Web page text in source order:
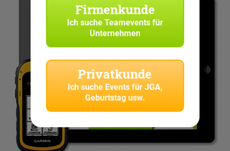
Firmenkunde
Ich sucheTeamevents für
Unternehmen
Privatkunde
Ich suche Events für JGA,
Geburtstag usw.